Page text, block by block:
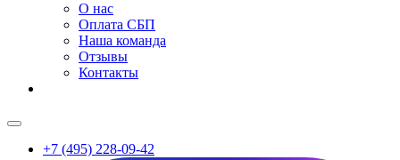
О нас
Оплата СБП
Наша команда
Отзывы
Контакты
+7 (495) 228-09-42